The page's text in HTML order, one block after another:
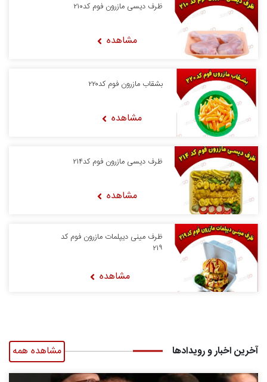
ظرف دیسی مازرون فوم کد۲۱۰
مشاهده
بشقاب مازرون فوم کد۲۲۰
مشاهده
ظرف دیسی مازرون فوم کد۲۱۴
مشاهده
ظرف مینی دیپلمات مازرون فوم کد
۲۱۹
مشاهده
آخرین اخبار و رویدادها مشاهده همه